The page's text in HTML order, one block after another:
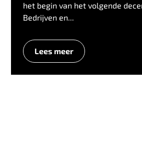
het begin van het volgende
Bedrijven en...
Lees meer